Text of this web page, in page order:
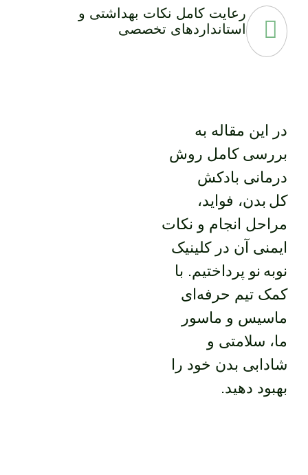
رعایت کامل نکات بهداشتی و
استانداردهای تخصصی
در این مقاله به
بررسی کامل روش
درمانی بادکش
کل بدن، فواید،
مراحل انجام و نکات
ایمنی آن در کلینیک
نوبه نو پرداختیم. با
کمک تیم حرفه‌ای
ماسیس و ماسور
ما، سلامتی و
شادابی بدن خود را
بهبود دهید.